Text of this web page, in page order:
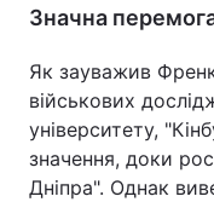
Значна
Як зауважив
військових
університету,
значення, доки
Дніпра". Однак